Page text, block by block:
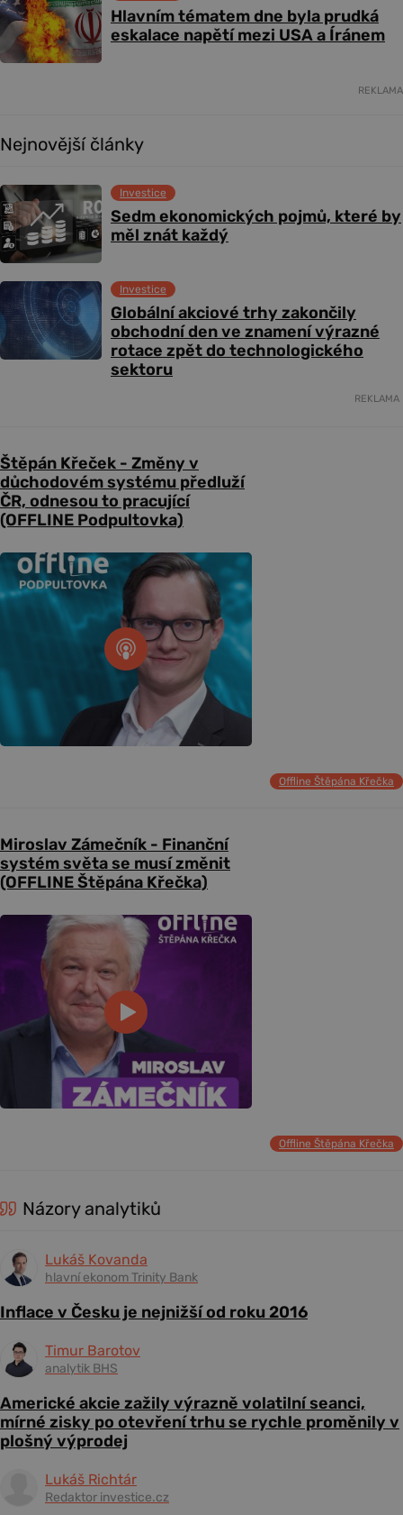
Hlavním tématem dne byla prudká
eskalace napětí mezi USA a Íránem
REKLAMA
Nejnovější články
Sedm ekonomických pojmů, které by
měl znát každý
Investice
Globální akciové trhy zakončily
obchodní den ve znamení výrazné
rotace zpět do technologického
sektoru
Investice
REKLAMA
Štěpán Křeček - Změny v
důchodovém systému předluží
ČR, odnesou to pracující
(OFFLINE Podpultovka)
Offline Štěpána Křečka
Miroslav Zámečník - Finanční
systém světa se musí změnit
(OFFLINE Štěpána Křečka)
Offline Štěpána Křečka
Názory analytiků
Lukáš Kovanda
hlavní ekonom Trinity Bank
Inflace v Česku je nejnižší od roku 2016
Timur Barotov
analytik BHS
Americké akcie zažily výrazně volatilní seanci,
mírné zisky po otevření trhu se rychle proměnily v
plošný výprodej
Lukáš Richtár
Redaktor investice.cz